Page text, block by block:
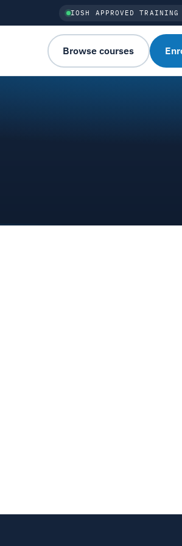
IOSH APPROVED TRAINING
Browse courses